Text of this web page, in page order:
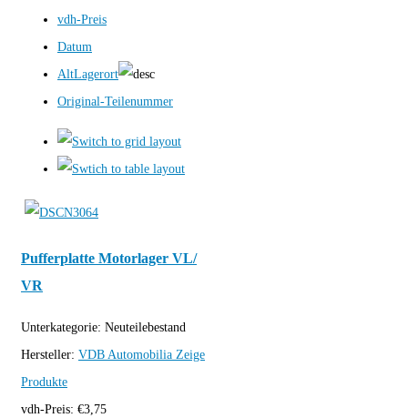
vdh-Preis
Datum
AltLagerort
Original-Teilenummer
Pufferplatte Motorlager VL/
VR
Unterkategorie: Neuteilebestand
Hersteller: VDB Automobilia Zeige
Produkte
vdh-Preis: €3,75